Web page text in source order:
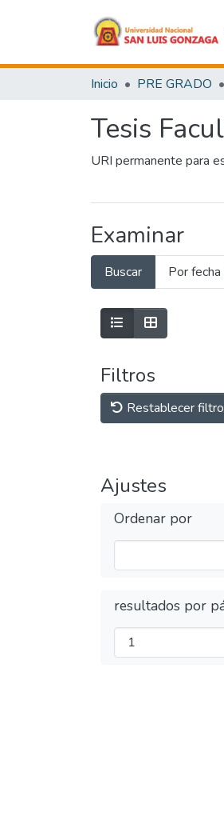
Inicio PRE GRADO
Tesis
URI permanente para
Examinar
Buscar Por
Filtros
Restablecer
Ajustes
Ordenar por
resultados por